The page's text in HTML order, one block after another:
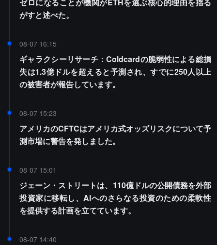
がすと述べた。
08-07 16:15
ギャラクシーリサーチ：Coldcardの脆弱性による総損
失は1.3億ドルを超えると予測され、すでに250人以上
の被害者が報告しています。
08-07 15:23
アメリカのCFTCはアメリカ式オッズリスクについて予
測市場に警告を発しました。
08-07 15:01
ジェーン・ストリートは、110億ドルの公開債務を外部
投資家に移転し、AIへのさらなる投資のための柔軟性
を提供する計画を立てています。
08-07 14:40